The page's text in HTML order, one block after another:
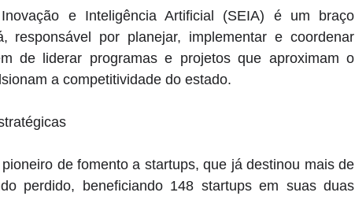
e Inteligência Artificial (SEIA) é um braço
responsável por planejar, implementar e coordenar
de liderar programas e projetos que aproximam o
a competitividade do estado.
de fomento a startups, que já destinou mais de
perdido, beneficiando 148 startups em suas duas